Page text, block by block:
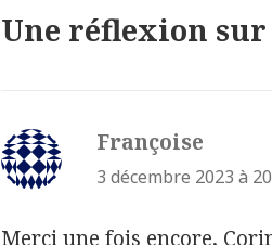
Une réflexion sur
Françoise
3 décembre 2023 à
Merci une fois encore,